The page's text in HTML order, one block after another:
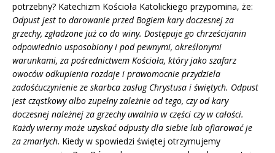
potrzebny? Katechizm Kościoła Katolickiego przypomina, że:
Odpust jest to darowanie przed Bogiem kary doczesnej za
grzechy, zgładzone już co do winy. Dostępuje go chrześcijanin
odpowiednio usposobiony i pod pewnymi, określonymi
warunkami, za pośrednictwem Kościoła, który jako szafarz
owoców odkupienia rozdaje i prawomocnie przydziela
zadośćuczynienie ze skarbca zasług Chrystusa i świętych. Odpust
jest cząstkowy albo zupełny zależnie od tego, czy od kary
doczesnej należnej za grzechy uwalnia w części czy w całości.
Każdy wierny może uzyskać odpusty dla siebie lub ofiarować je
za zmarłych. Kiedy w spowiedzi świętej otrzymujemy